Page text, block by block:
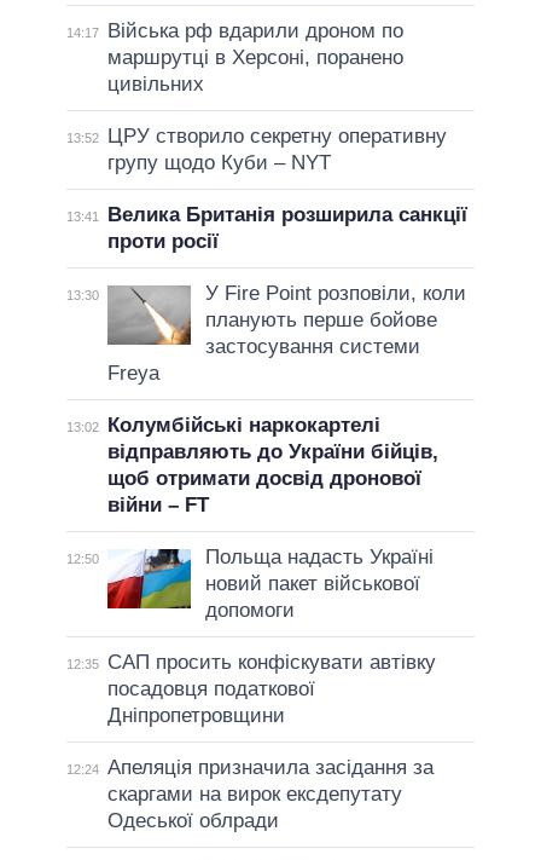
14:17
Війська рф вдарили дроном по
маршрутці в Херсоні, поранено
цивільних
13:52
ЦРУ створило секретну оперативну
групу щодо Куби – NYT
13:41
Велика Британія розширила санкції
проти росії
13:30
У Fire Point розповіли, коли
планують перше бойове
застосування системи
Freya
13:02
Колумбійські наркокартелі
відправляють до України бійців,
щоб отримати досвід дронової
війни – FT
12:50
Польща надасть Україні
новий пакет військової
допомоги
12:35
САП просить конфіскувати автівку
посадовця податкової
Дніпропетровщини
12:24 Апеляція призначила засідання за
скаргами на вирок ексдепутату
Одеської облради